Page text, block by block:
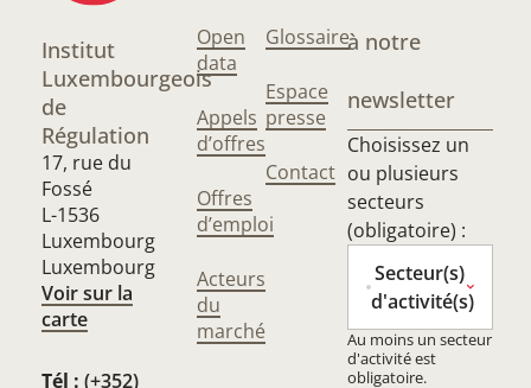
Institut
Luxembourgeois
de
Régulation
17, rue du
Fossé
L-1536
Luxembourg
Luxembourg
Voir sur la
carte
Tél : (+352)
Open
data
Appels
d’offres
Offres
d’emploi
Acteurs
du
marché
Glossaire
Espace
presse
Contact
à notre
newsletter
Choisissez un
ou plusieurs
secteurs
(obligatoire) :
Secteur(s)
d'activité(s)
Au moins un secteur
d'activité est
obligatoire.